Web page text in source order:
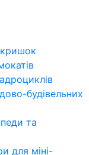
будівельних
та
для міні-